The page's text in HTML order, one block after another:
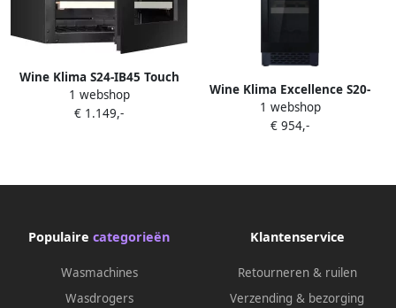
Wine Klima S24-IB45 Touch
Inbouw wijnklimaatkast
Zwart 24 flessen 1 zone
1 webshop
€ 1.149,-
Wine Klima Excellence S20-
OB73 Inbouw
wijnklimaatkast Zwart 20
1 webshop
€ 954,-
Populaire categorieën
Wasmachines
Wasdrogers
Klantenservice
Retourneren & ruilen
Verzending & bezorging